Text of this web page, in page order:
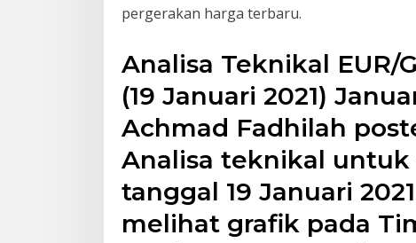
pergerakan harga terbaru.
Analisa Teknikal EUR/
(19 Januari 2021)
Achmad Fadhilah
Analisa teknikal
tanggal 19 Januari
melihat grafik pada